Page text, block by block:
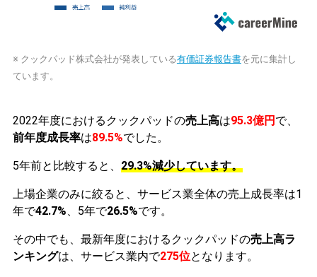
※ クックパッド株式会社が発表している有価証券報告書を元に集計し
ています。
2022年度におけるクックパッドの売上高は95.3億円 で、
前年度成長率は89.5%でした。
5年前と比較すると、 29.3%減少しています。
上場企業のみに絞ると、サービス業全体の売上成長率は1
年で42.7%、5年で26.5%です。
その中でも、最新年度におけるクックパッドの売上高ラ
ンキングは、サービス業内で275位となります。